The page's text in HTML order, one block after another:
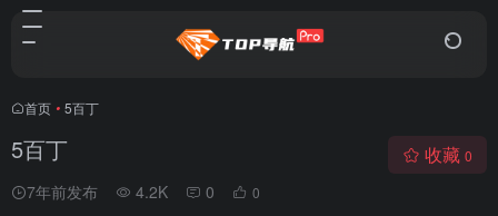
首页 • 5百丁
5百丁
7年前发布 4.2K 0 0
收藏 0